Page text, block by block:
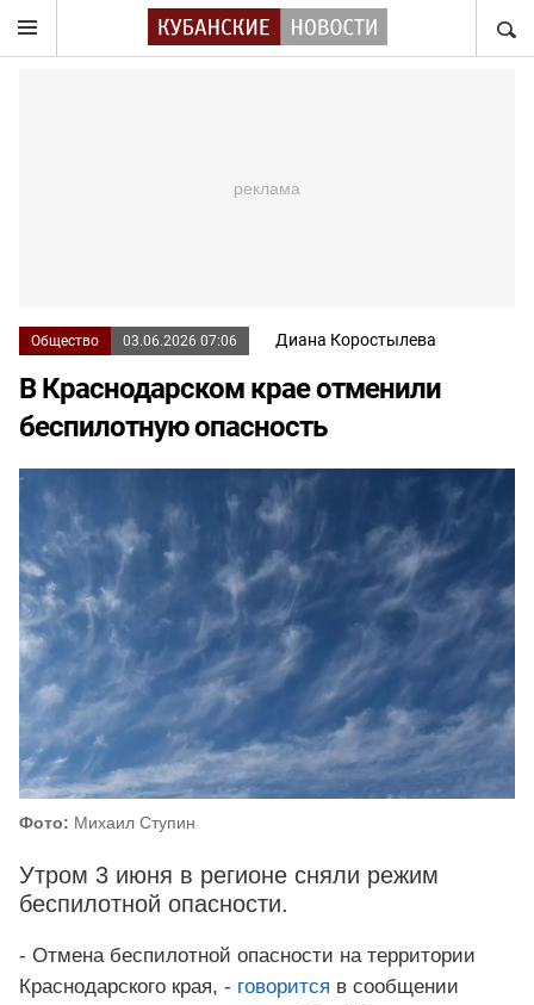
Общество 03.06.2026 07:06 Диана Коростылева
В Краснодарском крае отменили
беспилотную опасность
Фото: Михаил Ступин
Утром 3 июня в регионе сняли режим
беспилотной опасности.
- Отмена беспилотной опасности на территории
Краснодарского края, - говорится в сообщении